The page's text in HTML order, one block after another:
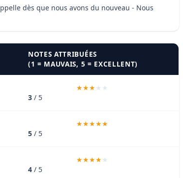
dès que nous avons du nouveau - Nous
NOTES ATTRIBUÉES
(1 = MAUVAIS, 5 = EXCELLENT)
3 / 5
5 / 5
4 / 5